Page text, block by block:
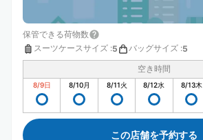
保管できる荷物数
スーツケースサイズ :5 バッグサイズ :5
空き時間
8/9日 8/10月 8/11火 8/12水 8/13木
この店舗を予約する